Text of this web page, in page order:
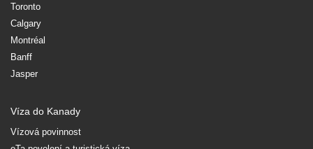
Toronto
Calgary
Montréal
Banff
Jasper
Víza do Kanady
Vízová povinnost